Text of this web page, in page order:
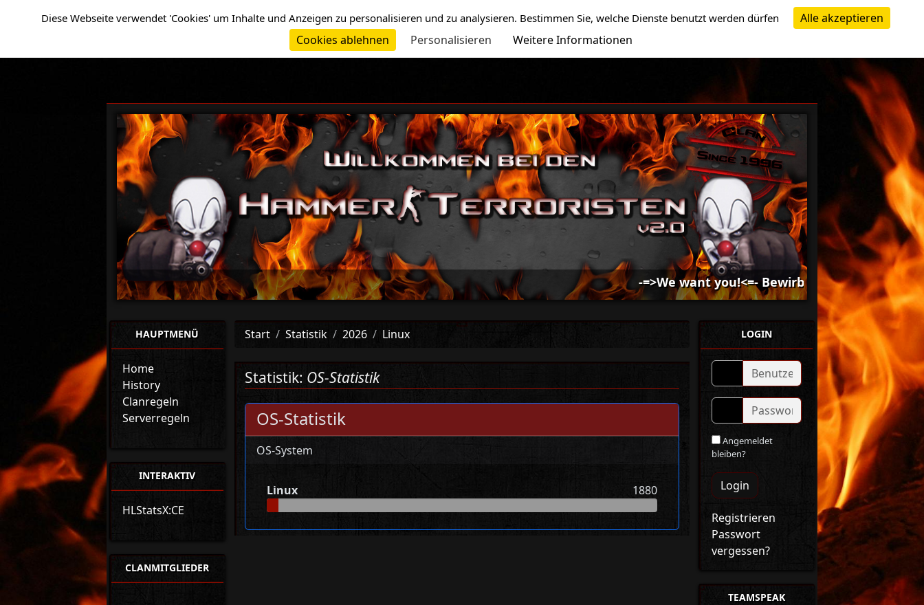
-=>We want you!<=- Bewirb dich bei uns -=>We
HAUPTMENÜ
Home
History
Clanregeln
Serverregeln
INTERAKTIV
HLStatsX:CE
CLANMITGLIEDER
Start Statistik 2026 Linux
Statistik: OS-Statistik
OS-Statistik
OS-System
Linux 1880
LOGIN
Angemeldet
bleiben?
Login
Registrieren
Passwort
vergessen?
TEAMSPEAK
Diese Webseite verwendet 'Cookies' um Inhalte und Anzeigen zu personalisieren und zu analysieren. Bestimmen Sie, welche Dienste benutzt werden dürfen
Alle akzeptieren
Cookies ablehnen
Personalisieren Weitere Informationen